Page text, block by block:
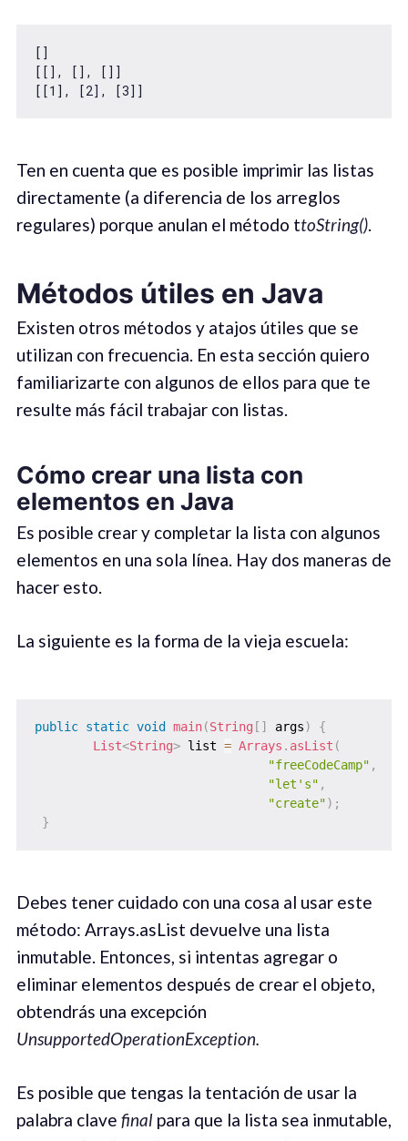
[]
[[], [], []]
[[1], [2], [3]]
Ten en cuenta que es posible imprimir las listas
directamente (a diferencia de los arreglos
regulares) porque anulan el método ttoString().
Métodos útiles en Java
Existen otros métodos y atajos útiles que se
utilizan con frecuencia. En esta sección quiero
familiarizarte con algunos de ellos para que te
resulte más fácil trabajar con listas.
Cómo crear una lista con
elementos en Java
Es posible crear y completar la lista con algunos
elementos en una sola línea. Hay dos maneras de
hacer esto.
La siguiente es la forma de la vieja escuela:
public static void main(String [ ] args)
{
List<String> list = Arrays . asList (
"freeCodeCamp" ,
"let's" ,
"create") ;
}
Debes tener cuidado con una cosa al usar este
método: Arrays.asList devuelve una lista
inmutable. Entonces, si intentas agregar o
eliminar elementos después de crear el objeto,
obtendrás una excepción
UnsupportedOperationException.
Es posible que tengas la tentación de usar la
palabra clave finalpara que la lista sea inmutable,